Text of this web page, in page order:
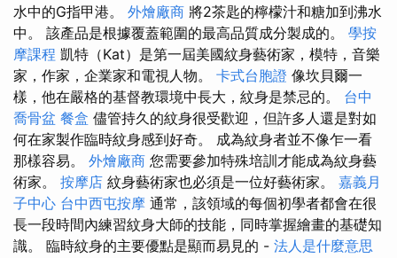
水中的G指甲港。 外燴廠商 將2茶匙的檸檬汁和糖加到沸水
中。 該產品是根據覆蓋範圍的最高品質成分製成的。 學按
摩課程 凱特（Kat）是第一屆美國紋身藝術家，模特，音樂
家，作家，企業家和電視人物。 卡式台胞證 像坎貝爾一
樣，他在嚴格的基督教環境中長大，紋身是禁忌的。 台中
喬骨盆 餐盒 儘管持久的紋身很受歡迎，但許多人還是對如
何在家製作臨時紋身感到好奇。 成為紋身者並不像乍一看
那樣容易。 外燴廠商 您需要參加特殊培訓才能成為紋身藝
術家。 按摩店 紋身藝術家也必須是一位好藝術家。 嘉義月
子中心 台中西屯按摩 通常，該領域的每個初學者都會在很
長一段時間內練習紋身大師的技能，同時掌握繪畫的基礎知
識。 臨時紋身的主要優點是顯而易見的 - 法人是什麼意思